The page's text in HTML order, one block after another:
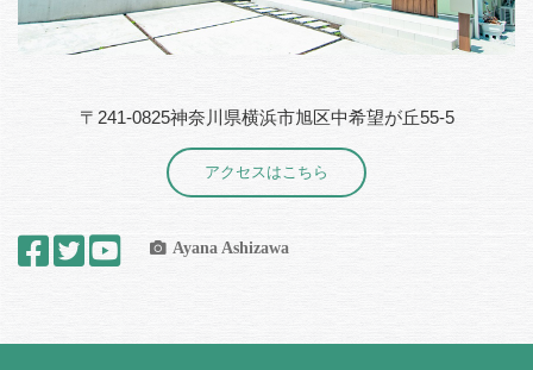
〒241-0825神奈川県横浜市旭区中希望が丘55-5
アクセスはこちら
Ayana Ashizawa